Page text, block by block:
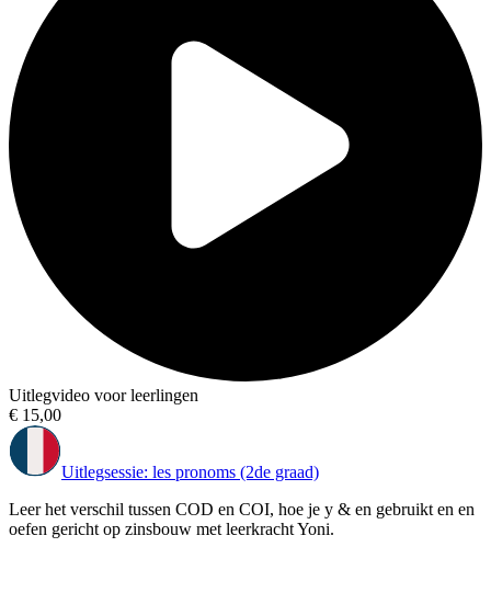
Uitlegvideo voor leerlingen
€ 15,00
Uitlegsessie: les pronoms (2de graad)
Leer het verschil tussen COD en COI, hoe je y & en gebruikt en en
oefen gericht op zinsbouw met leerkracht Yoni.